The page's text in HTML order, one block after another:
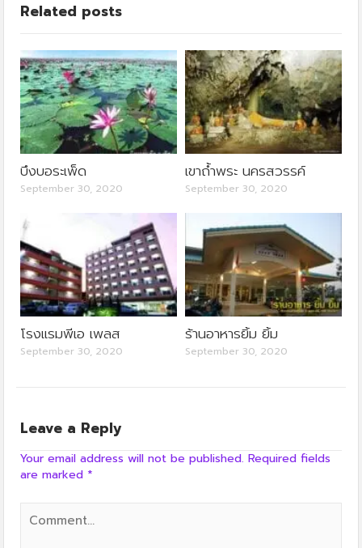
Related posts
บึงบอระเพ็ด
September 30, 2020
เขาถ้ำพระ นครสวรรค์
September 30, 2020
โรงแรมพีเอ เพลส
September 30, 2020
ร้านอาหารยิ้ม ยิ้ม
September 30, 2020
Leave a Reply
Your email address will not be published. Required fields
are marked *